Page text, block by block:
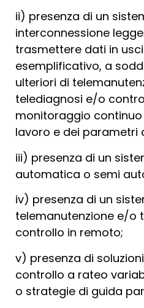
ii) presenza di un
interconnessione
trasmettere dati in
esemplificativo, a
ulteriori di
telediagnosi e/o
monitoraggio
lavoro e dei parametri
iii) presenza di un
automatica o semi
iv) presenza di un
telemanutenzione e/o
controllo in remoto;
v) presenza di
controllo a rateo
o strategie di guida